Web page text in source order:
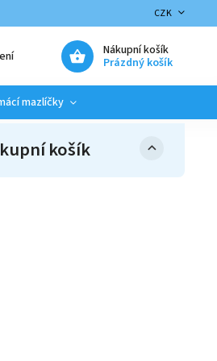
CZK
Nákupní košík
Prázdný košík
mazlíčky
košík